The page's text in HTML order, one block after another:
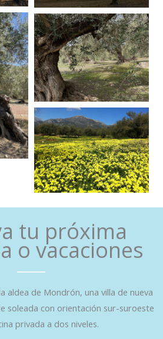
tu próxima
o vacaciones
aldea de Mondrón, una villa de nueva
soleada con orientación sur-suroeste
privada a dos niveles.